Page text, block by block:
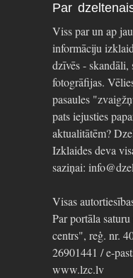
Par
Viss par un ap
informāciju
dzīvēs -
fotogrāfijas.
pasaules
pats iejusties
aktualitātēm?
Izklaides deva
saziņai:
Visas
Par portāla
centrs", reģ. nr.
26901441 / e-
www.lzc.lv